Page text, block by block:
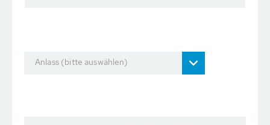
Anlass (bitte auswählen)